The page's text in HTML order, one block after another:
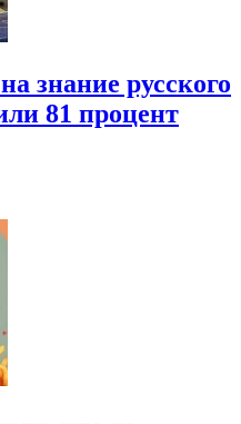
знание русского
81 процент